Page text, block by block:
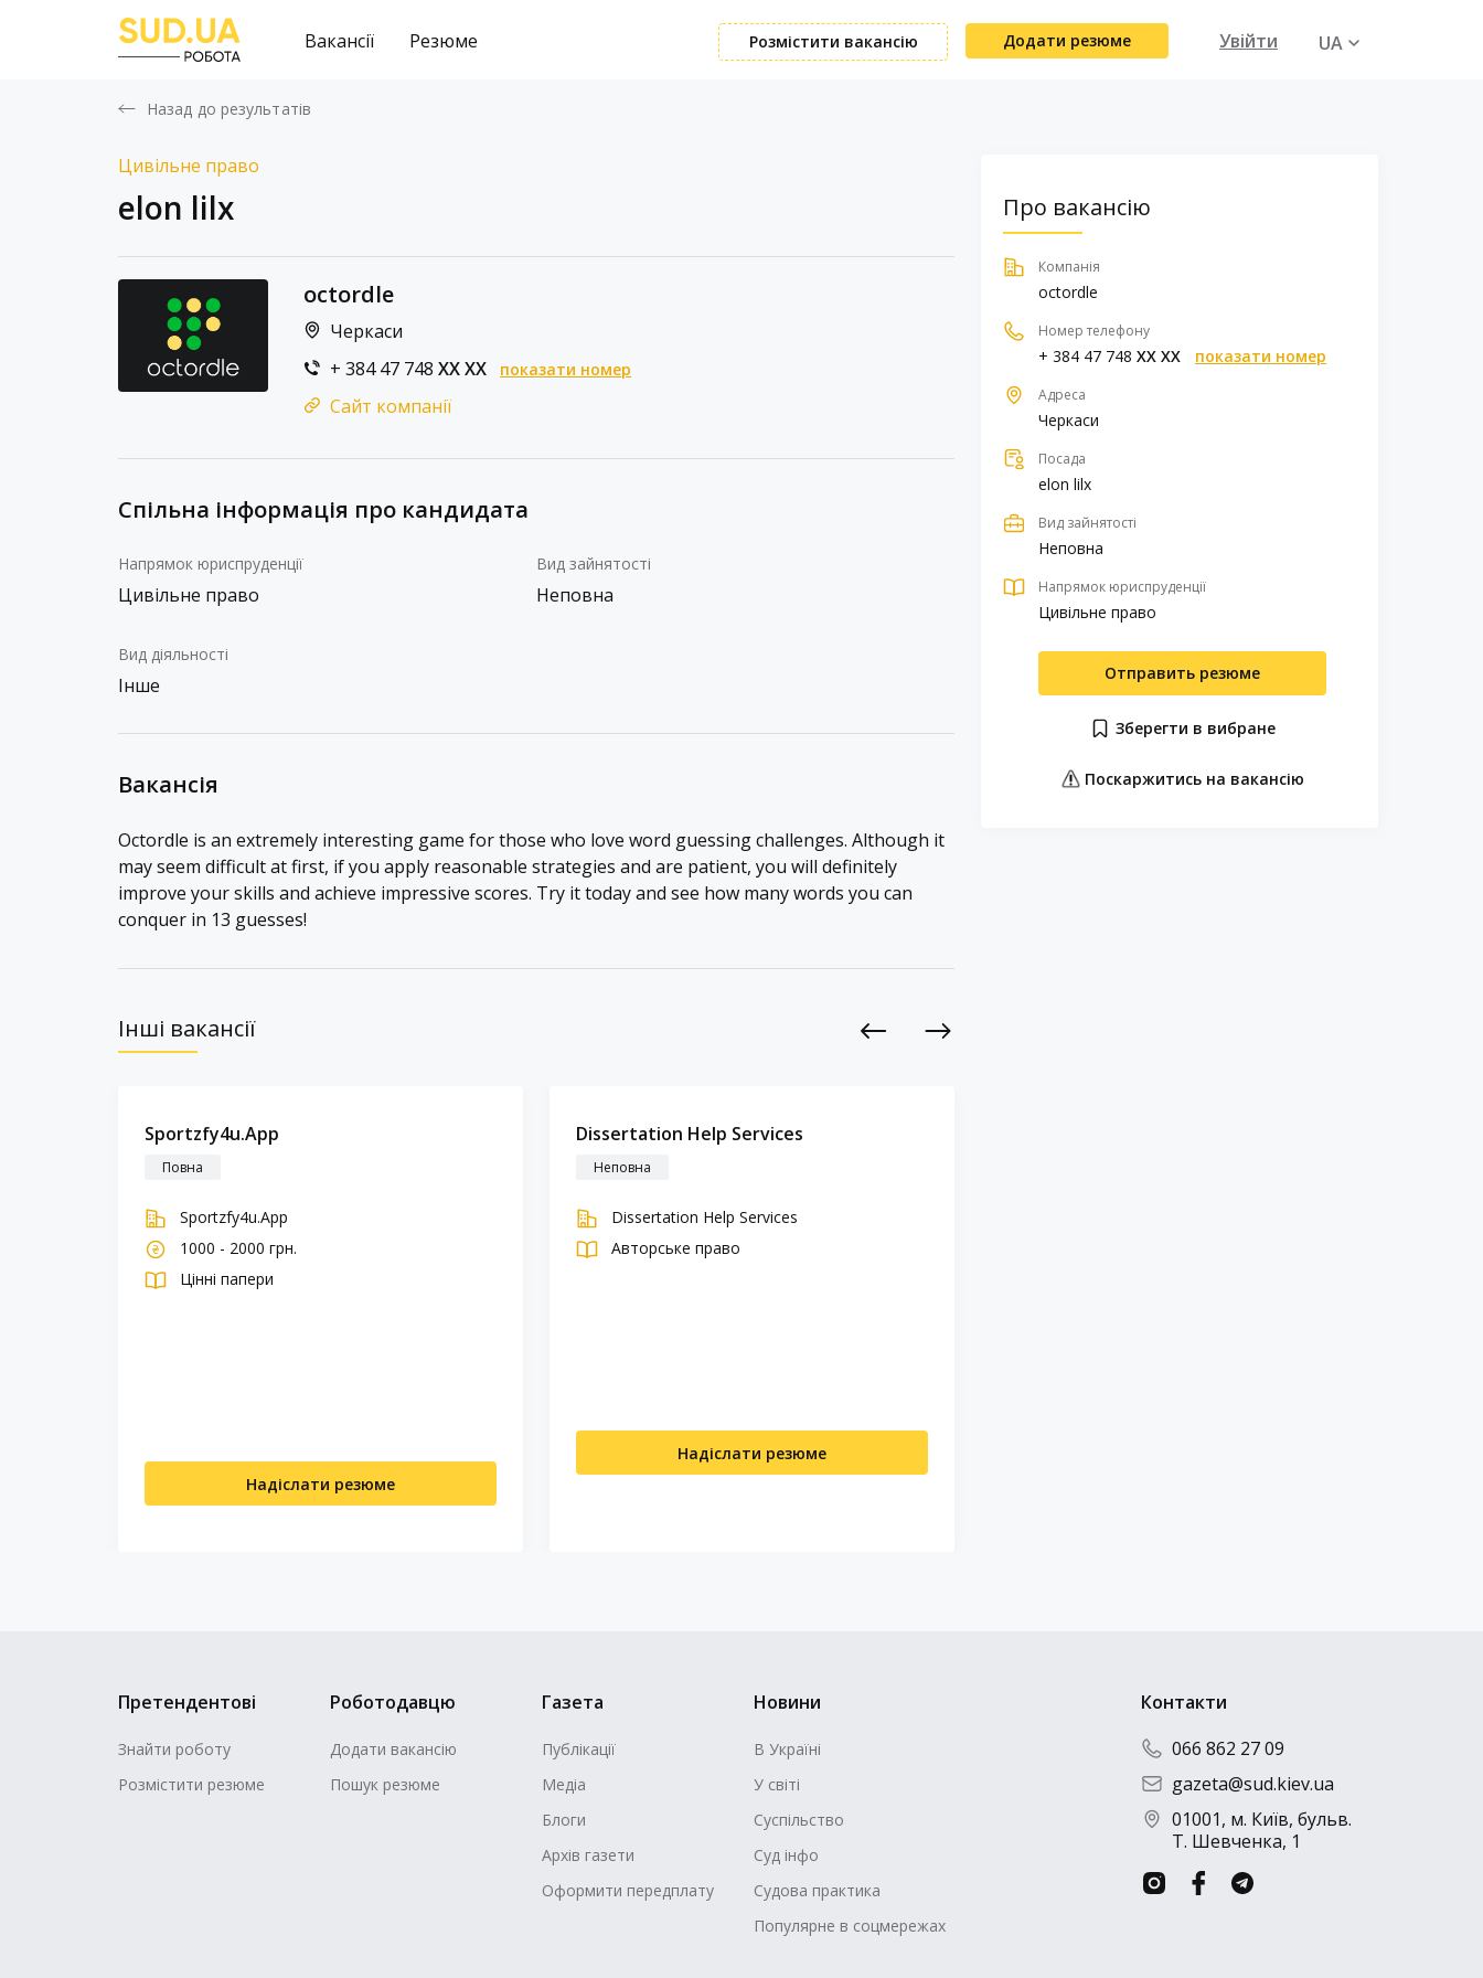
Вакансії Резюме Розмістити вакансію Додати резюме
Увійти
UA
Назад до результатів
Цивільне право
elon lilx
octordle
Черкаси
+ 384 47 748 XX XX показати номер
Сайт компанії
Спільна інформація про кандидата
Напрямок юриспруденції
Цивільне право
Вид зайнятості
Неповна
Вид діяльності
Інше
Вакансія
Octordle is an extremely interesting game for those who love word guessing challenges. Although it
may seem difficult at first, if you apply reasonable strategies and are patient, you will definitely
improve your skills and achieve impressive scores. Try it today and see how many words you can
conquer in 13 guesses!
Про вакансію
Компанія
octordle
Номер телефону
+ 384 47 748 XX XX показати номер
Адреса
Черкаси
Посада
elon lilx
Вид зайнятості
Неповна
Напрямок юриспруденції
Цивільне право
Отправить резюме
Зберегти в вибране
Поскаржитись на вакансію
Інші вакансії
Sportzfy4u.App
Повна
Sportzfy4u.App
1000 - 2000 грн.
Цінні папери
Надіслати резюме
Dissertation Help Services
Неповна
Dissertation Help Services
Авторське право
Надіслати резюме
Претендентові
Знайти роботу
Розмістити резюме
Роботодавцю
Додати вакансію
Пошук резюме
Газета
Публікації
Медіа
Блоги
Архів газети
Оформити передплату
Новини
В Україні
У світі
Суспільство
Суд інфо
Судова практика
Популярне в соцмережах
Контакти
066 862 27 09
gazeta@sud.kiev.ua
01001, м. Київ, бульв.
Т. Шевченка, 1